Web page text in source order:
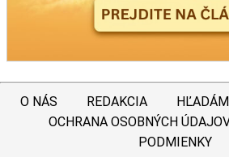
O NÁS REDAKCIA
OCHRANA OSOBNÝCH
PODMIENKY